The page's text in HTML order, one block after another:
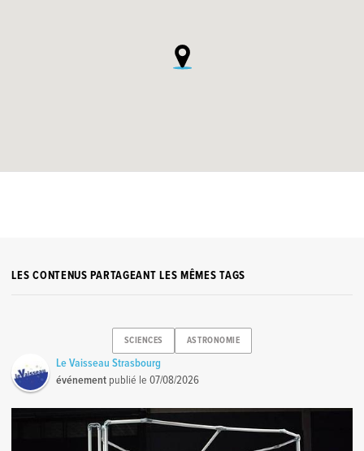
LES CONTENUS PARTAGEANT LES MÊMES TAGS
SCIENCES ASTRONOMIE
Le Vaisseau Strasbourg
événement publié le07/08/2026